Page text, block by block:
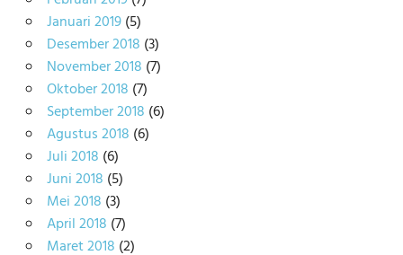
Januari 2019(5)
Desember 2018 (3)
November 2018 (7)
Oktober 2018 (7)
September 2018 (6)
Agustus 2018 (6)
Juli 2018 (6)
Juni 2018 (5)
Mei 2018 (3)
April 2018 (7)
Maret 2018 (2)